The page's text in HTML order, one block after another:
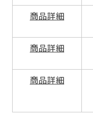
商品詳細
商品詳細
商品詳細